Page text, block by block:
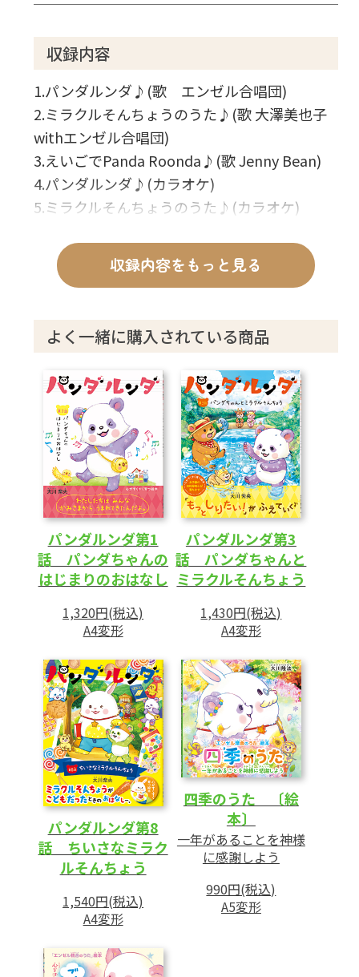
収録内容
1.パンダルンダ♪(歌 エンゼル合唱団)
2.ミラクルそんちょうのうた♪(歌 大澤美也子
withエンゼル合唱団)
3.えいごでPanda Roonda♪(歌 Jenny Bean)
4.パンダルンダ♪(カラオケ)
5.ミラクルそんちょうのうた♪(カラオケ)
収録内容をもっと見る
よく一緒に購入されている商品
パンダルンダ第1
話 パンダちゃんの
はじまりのおはなし
1,320円(税込)
A4変形
パンダルンダ第3
話 パンダちゃんと
ミラクルそんちょう
1,430円(税込)
A4変形
パンダルンダ第8
話 ちいさなミラク
ルそんちょう
1,540円(税込)
A4変形
四季のうた 〔絵
本〕
一年があることを神様
に感謝しよう
990円(税込)
A5変形